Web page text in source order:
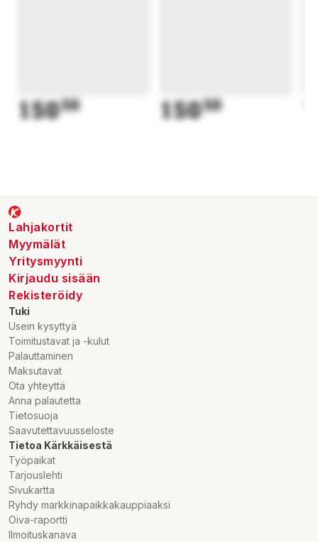
15050 15050
Lahjakortit
Myymälät
Yritysmyynti
Kirjaudu sisään
Rekisteröidy
Tuki
Usein kysyttyä
Toimitustavat ja -kulut
Palauttaminen
Maksutavat
Ota yhteyttä
Anna palautetta
Tietosuoja
Saavutettavuusseloste
Tietoa Kärkkäisestä
Työpaikat
Tarjouslehti
Sivukartta
Ryhdy markkinapaikkakauppiaaksi
Oiva-raportti
Ilmoituskanava